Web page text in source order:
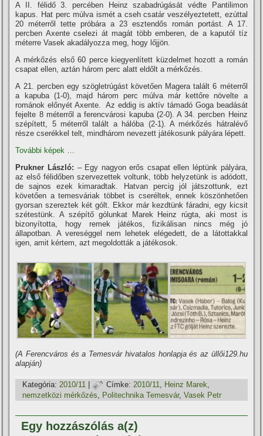
A II. félidő 3. percében Heinz szabadrúgását védte Pantilimon
kapus. Hat perc múlva ismét a cseh csatár veszélyeztetett, ezúttal
20 méterről tette próbára a 23 esztendős román portást. A 17.
percben Axente cselezi át magát több emberen, de a kaputól tí­z
méterre Vasek akadályozza meg, hogy lőjjön.
A mérkőzés első 60 perce kiegyenlí­tett küzdelmet hozott a román
csapat ellen, aztán három perc alatt eldőlt a mérkőzés.
A 21. percben egy szögletrúgást követően Magera talált 6 méterről
a kapuba (1-0), majd három perc múlva már kettőre növelte a
románok előnyét Axente. Az eddig is aktí­v támadó Goga beadását
fejelte 8 méterről a ferencvárosi kapuba (2-0). A 34. percben Heinz
szépí­tett, 5 méterről talált a hálóba (2-1). A mérkőzés hátralévő
része cserékkel telt, mindhárom nevezett játékosunk pályára lépett.
További képek …
Prukner László: – Egy nagyon erős csapat ellen léptünk pályára,
az első félidőben szervezettek voltunk, több helyzetünk is adódott,
de sajnos ezek kimaradtak. Hatvan percig jól játszottunk, ezt
követően a temesváriak többet is cseréltek, ennek köszönhetően
gyorsan szereztek két gólt. Ekkor már kezdtünk fáradni, egy kicsit
szétestünk. A szépí­tő gólunkat Marek Heinz rúgta, aki most is
bizonyí­totta, hogy remek játékos, fizikálisan nincs még jó
állapotban. A vereséggel nem lehetek elégedett, de a látottakkal
igen, amit kértem, azt megoldották a játékosok.
(A Ferencváros és a Temesvár hivatalos honlapja és az üllői129.hu
alapján)
Kategória: 2010/11 | Címke: 2010/11, Heinz Marek,
nemzetközi mérkőzés
Politechnika Temesvár,Vasek Petr
Egy hozzászólás a(z)